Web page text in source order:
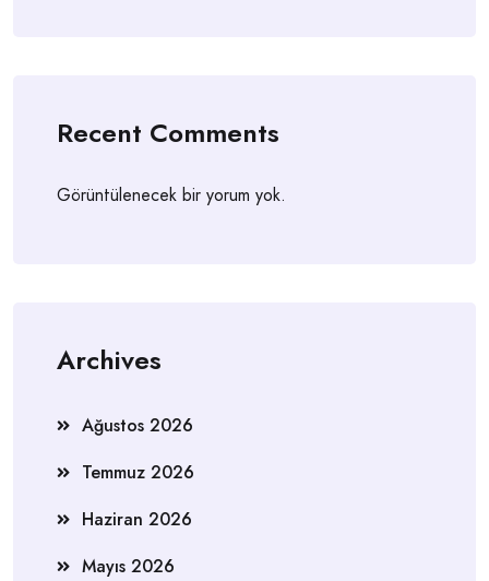
Recent Comments
Görüntülenecek bir yorum yok.
Archives
Ağustos 2026
Temmuz 2026
Haziran 2026
Mayıs 2026